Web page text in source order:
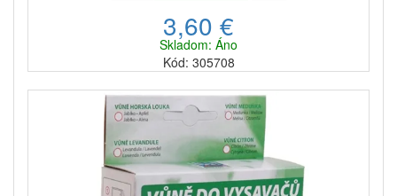
3,60 €
Skladom: Áno
Kód: 305708